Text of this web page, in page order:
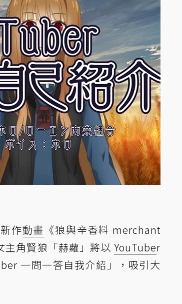
作動畫 《狼與辛香料 merchant
角賢狼「赫蘿」將以 YouTuber
一問一答自我介紹」，吸引大